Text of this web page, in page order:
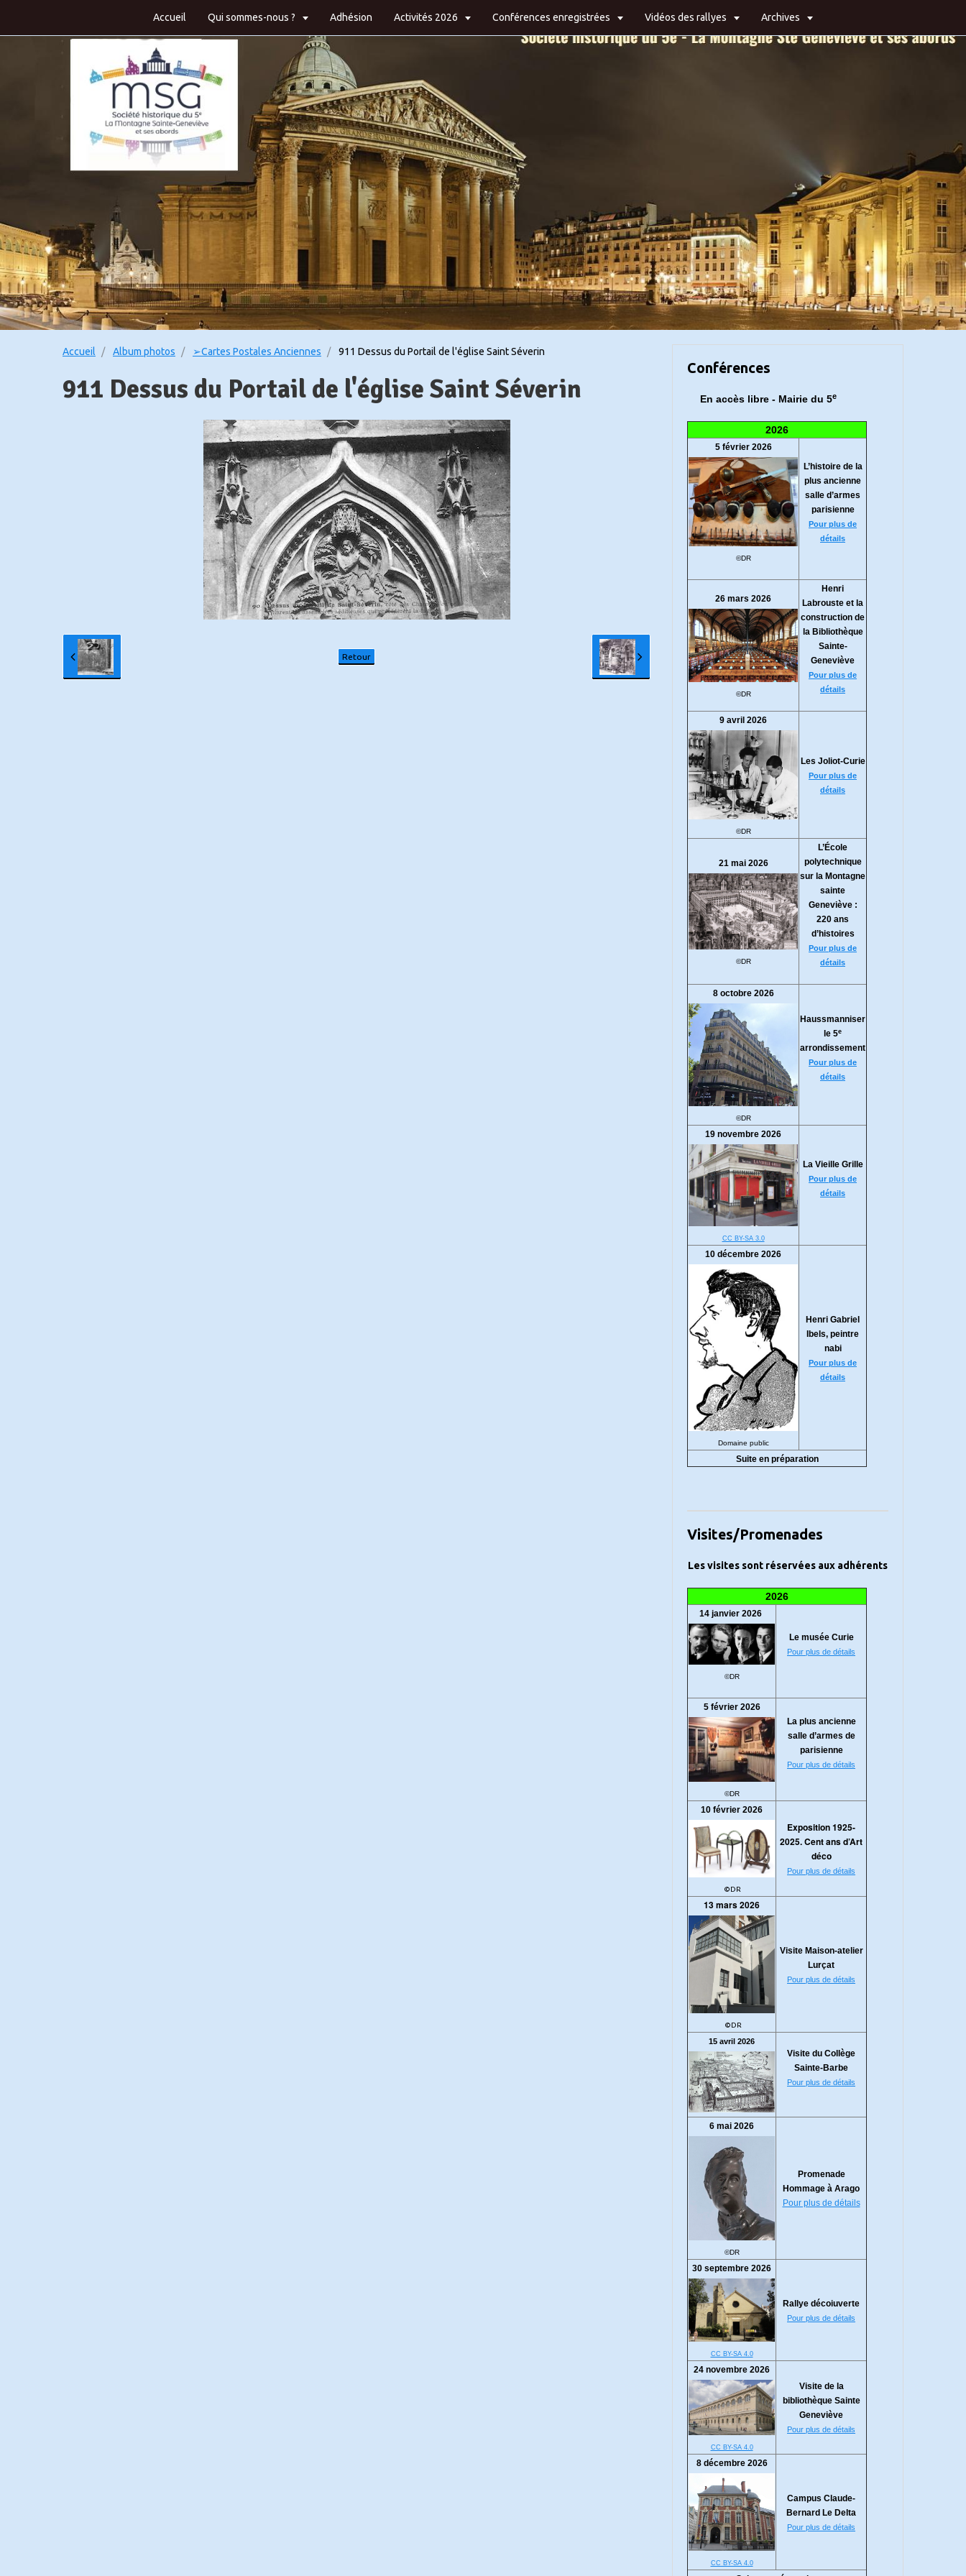
Accueil Qui sommes-nous ? Adhésion Activités 2026 Conférences enregistrées Vidéos des rallyes Archives
Accueil Album photos ➢Cartes Postales Anciennes 911 Dessus du Portail de l'église Saint Séverin
911 Dessus du Portail de l'église Saint Séverin
Retour
Conférences
En accès libre - Mairie du 5e
2026
5 février 2026
©DR
L’histoire de la
plus ancienne
salle d’armes
parisienne
Pour plus de
détails
26 mars 2026
©DR
Henri
Labrouste et la
construction de
la Bibliothèque
Sainte-
Geneviève
Pour plus de
détails
9 avril 2026
©DR
Les Joliot-Curie
Pour plus de
détails
21 mai 2026
©DR
L’École
polytechnique
sur la Montagne
sainte
Geneviève :
220 ans
d’histoires
Pour plus de
détails
8 octobre 2026
©DR
Haussmanniser
le 5e
arrondissement
Pour plus de
détails
19 novembre 2026
CC BY-SA 3.0
La Vieille Grille
Pour plus de
détails
10 décembre 2026
Domaine public
Henri Gabriel
Ibels, peintre
nabi
Pour plus de
détails
Suite en préparation
Visites/Promenades
Les visites sont réservées aux adhérents
2026
14 janvier 2026
©DR
Le musée Curie
Pour plus de détails
5 février 2026
©DR
La plus ancienne
salle d’armes de
parisienne
Pour plus de détails
10 février 2026
©DR
Exposition 1925-
2025. Cent ans d’Art
déco
Pour plus de détails
13 mars 2026
©DR
Visite Maison-atelier
Lurçat
Pour plus de détails
15 avril 2026
Visite du Collège
Sainte-Barbe
Pour plus de détails
6 mai 2026
©DR
Promenade
Hommage à Arago
Pour plus de détails
30 septembre 2026
CC BY-SA 4.0
Rallye décoiuverte
Pour plus de détails
24 novembre 2026
CC BY-SA 4.0
Visite de la
bibliothèque Sainte
Geneviève
Pour plus de détails
8 décembre 2026
CC BY-SA 4.0
Campus Claude-
Bernard Le Delta
Pour plus de détails